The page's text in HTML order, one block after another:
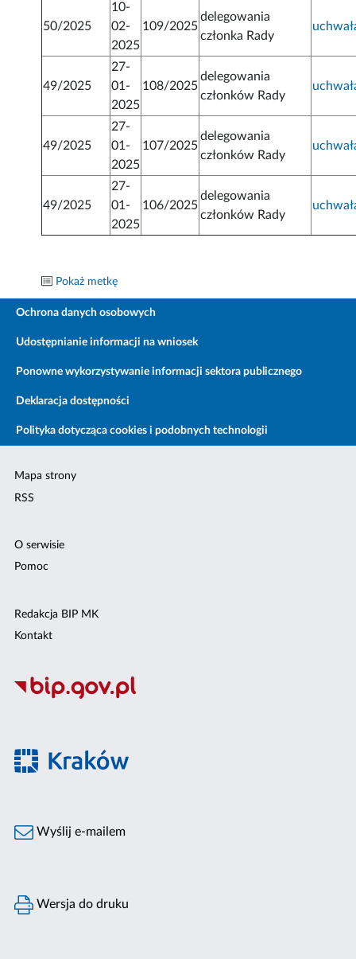
50/2025
10-
02-
2025
109/2025
delegowania
członka Rady
49/2025
27-
01-
2025
108/2025
delegowania
członków Rady
49/2025
27-
01-
2025
107/2025
delegowania
członków Rady
49/2025
27-
01-
2025
106/2025
delegowania
członków Rady
Pokaż metkę
Ochrona danych osobowych
Udostępnianie informacji na wniosek
Ponowne wykorzystywanie informacji sektora publicznego
Deklaracja dostępności
Polityka dotycząca cookies i podobnych technologii
Mapa strony
RSS
O serwisie
Pomoc
Redakcja BIP MK
Kontakt
Wyślij e-mailem
Wersja do druku